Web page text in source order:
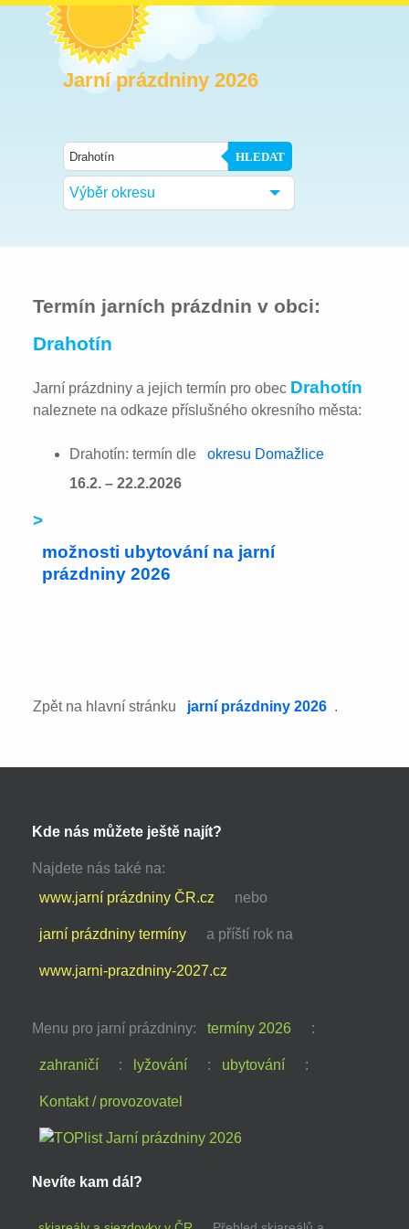
Jarní prázdniny 2026
HLEDAT
Výběr okresu
Termín jarních prázdnin v obci:
Drahotín
Jarní prázdniny a jejich termín pro obec Drahotín
naleznete na odkaze příslušného okresního města:
Drahotín: termín dle
okresu Domažlice
16.2. – 22.2.2026
>
možnosti ubytování na jarní
prázdniny 2026
Zpět na hlavní stránku jarní prázdniny 2026 .
Kde nás můžete ještě najít?
Najdete nás také na:
www.jarní prázdniny ČR.cz
nebo
jarní prázdniny termíny a příští rok na
www.jarni-prazdniny-2027.cz
Menu pro jarní prázdniny: termíny 2026 :
zahraničí : lyžování : ubytování :
Kontakt / provozovatel
Nevíte kam dál?